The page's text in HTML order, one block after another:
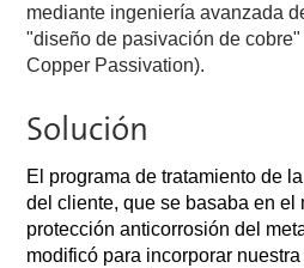
mediante ingeniería avanzada
"diseño de pasivación de
Copper Passivation).
Solución
El programa de tratamiento de
del cliente, que se basaba en el
protección anticorrosión del
modificó para incorporar